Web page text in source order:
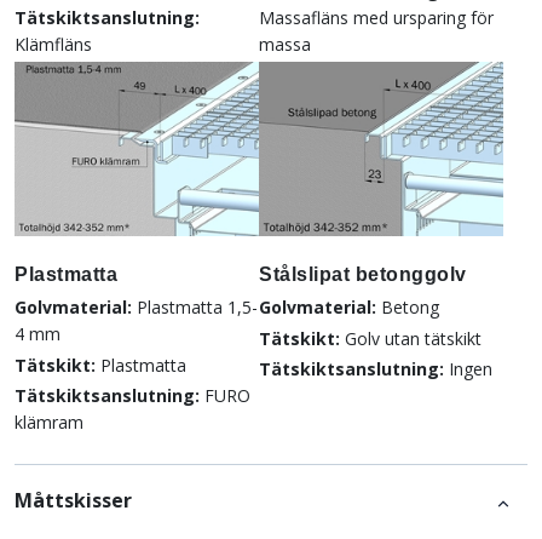
Tätskiktsanslutning:
Klämfläns
Massafläns med ursparing för
massa
Plastmatta
Golvmaterial: Plastmatta 1,5-
4 mm
Tätskikt: Plastmatta
Tätskiktsanslutning: FURO
klämram
Stålslipat betonggolv
Golvmaterial: Betong
Tätskikt: Golv utan tätskikt
Tätskiktsanslutning: Ingen
Måttskisser